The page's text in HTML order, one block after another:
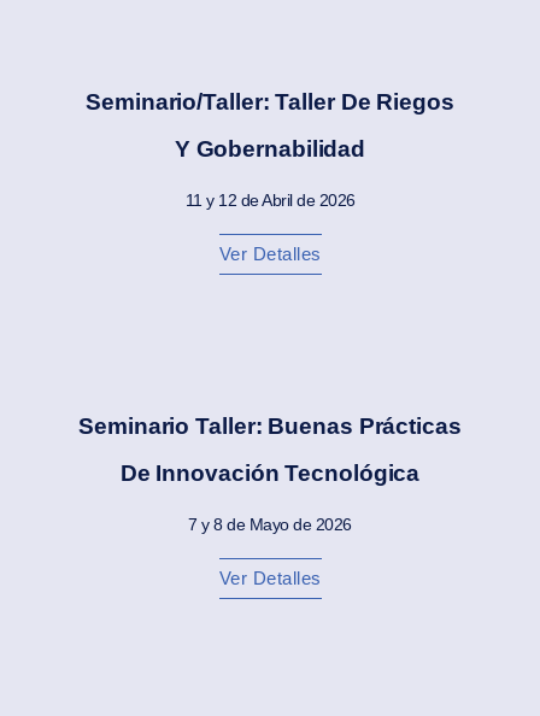
Seminario/Taller: Taller De Riegos
Y Gobernabilidad
11 y 12 de Abril de 2026
Ver Detalles
Seminario Taller: Buenas Prácticas
De Innovación Tecnológica
7 y 8 de Mayo de 2026
Ver Detalles